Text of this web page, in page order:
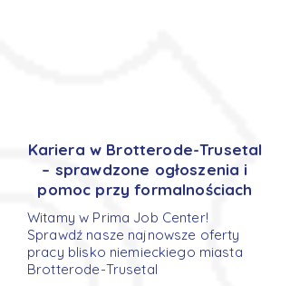
Kariera w Brotterode-Trusetal
– sprawdzone ogłoszenia i
pomoc przy formalnościach
Witamy w Prima Job Center!
Sprawdź nasze najnowsze oferty
pracy blisko niemieckiego miasta
Brotterode-Trusetal